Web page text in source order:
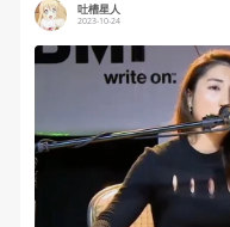
吐槽星人
2023-10-24